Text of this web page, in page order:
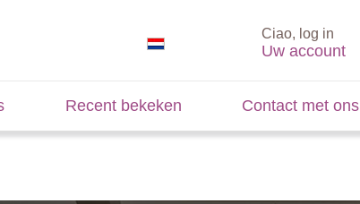
Ciao, log in
Uw account
Recent bekeken Contact met ons